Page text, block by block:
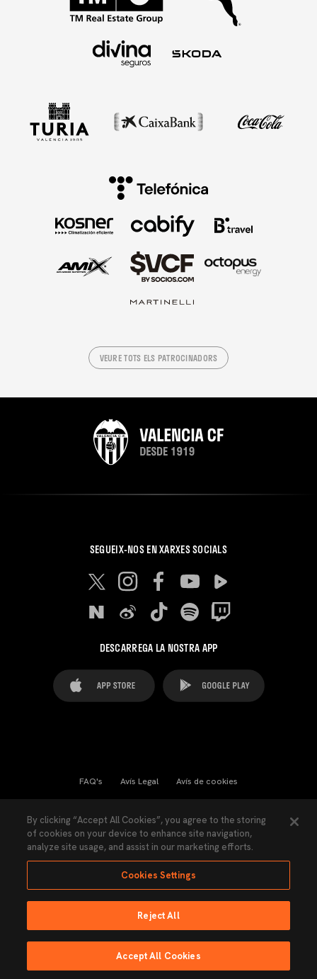
VEURE TOTS ELS PATROCINADORS
SEGUEIX-NOS EN XARXES SOCIALS
DESCARREGA LA NOSTRA APP
FAQ's Avís Legal Avís de cookies
Llei de Transparència Política de Privacitat
Accessibilitat
Ninguna parte de esta página puede ser reproducida sin el permiso del Valencia
Fet per Lobo
By clicking “Accept All Cookies”, you agree to the storing
of cookies on your device to enhance site navigation,
analyze site usage, and assist in our marketing efforts.
Cookies Settings
Reject All
Accept All Cookies